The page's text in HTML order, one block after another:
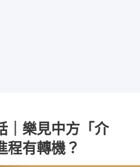
｜樂見中方「介
有轉機？